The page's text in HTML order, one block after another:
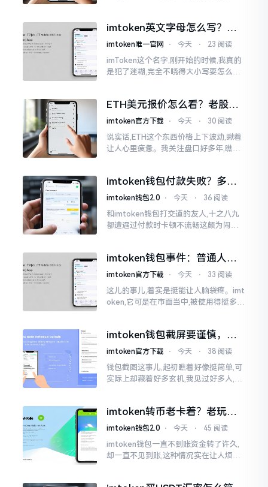
就得去寻觅电脑端的入口。
imtoken英文字母怎么写？正
确拼写看这里
imtoken唯一官网 ⋅ 今天 ⋅ 23 阅读
imToken这个名字,刚开始的时候,我真的
是犯了迷糊,完全不晓得大小写要怎么去
ETH美元报价怎么看？老股民
手把手教你盯盘
imtoken官方下载 ⋅ 今天 ⋅ 30 阅读
说实话,ETH这个东西价格上下波动,瞅着
让人心里疲惫。我关注盘口好多年,瞧见
判断。
imtoken钱包付款失败？多半
是这几个原因闹的
imtoken钱包2.0 ⋅ 今天 ⋅ 36 阅读
和imtoken钱包打交道的友人,十之八九
都遭遇过付款时卡顿不流畅这颇为闹心
急得连连跺脚。实际上讲
imtoken钱包事件：普通人该
咋办？
imtoken官方下载 ⋅ 今天 ⋅ 33 阅读
这儿的事儿,着实是挺能让人脑袋疼。imt
oken,它可是在市面当中,被使用得挺多的
imtoken钱包截屏要谨慎，别
把隐私当儿戏
imtoken官方下载 ⋅ 今天 ⋅ 38 阅读
钱包截图这事儿,起初瞧着好像挺简单,可
实际上却藏着好多玄机,我见过好多人,总
得
imtoken转币老卡着？老玩家
教你几招搞定
imtoken钱包2.0 ⋅ 今天 ⋅ 45 阅读
imtoken钱包一直不到账资金转了许久,
却一直不见到账,这种情况实在让人烦躁,